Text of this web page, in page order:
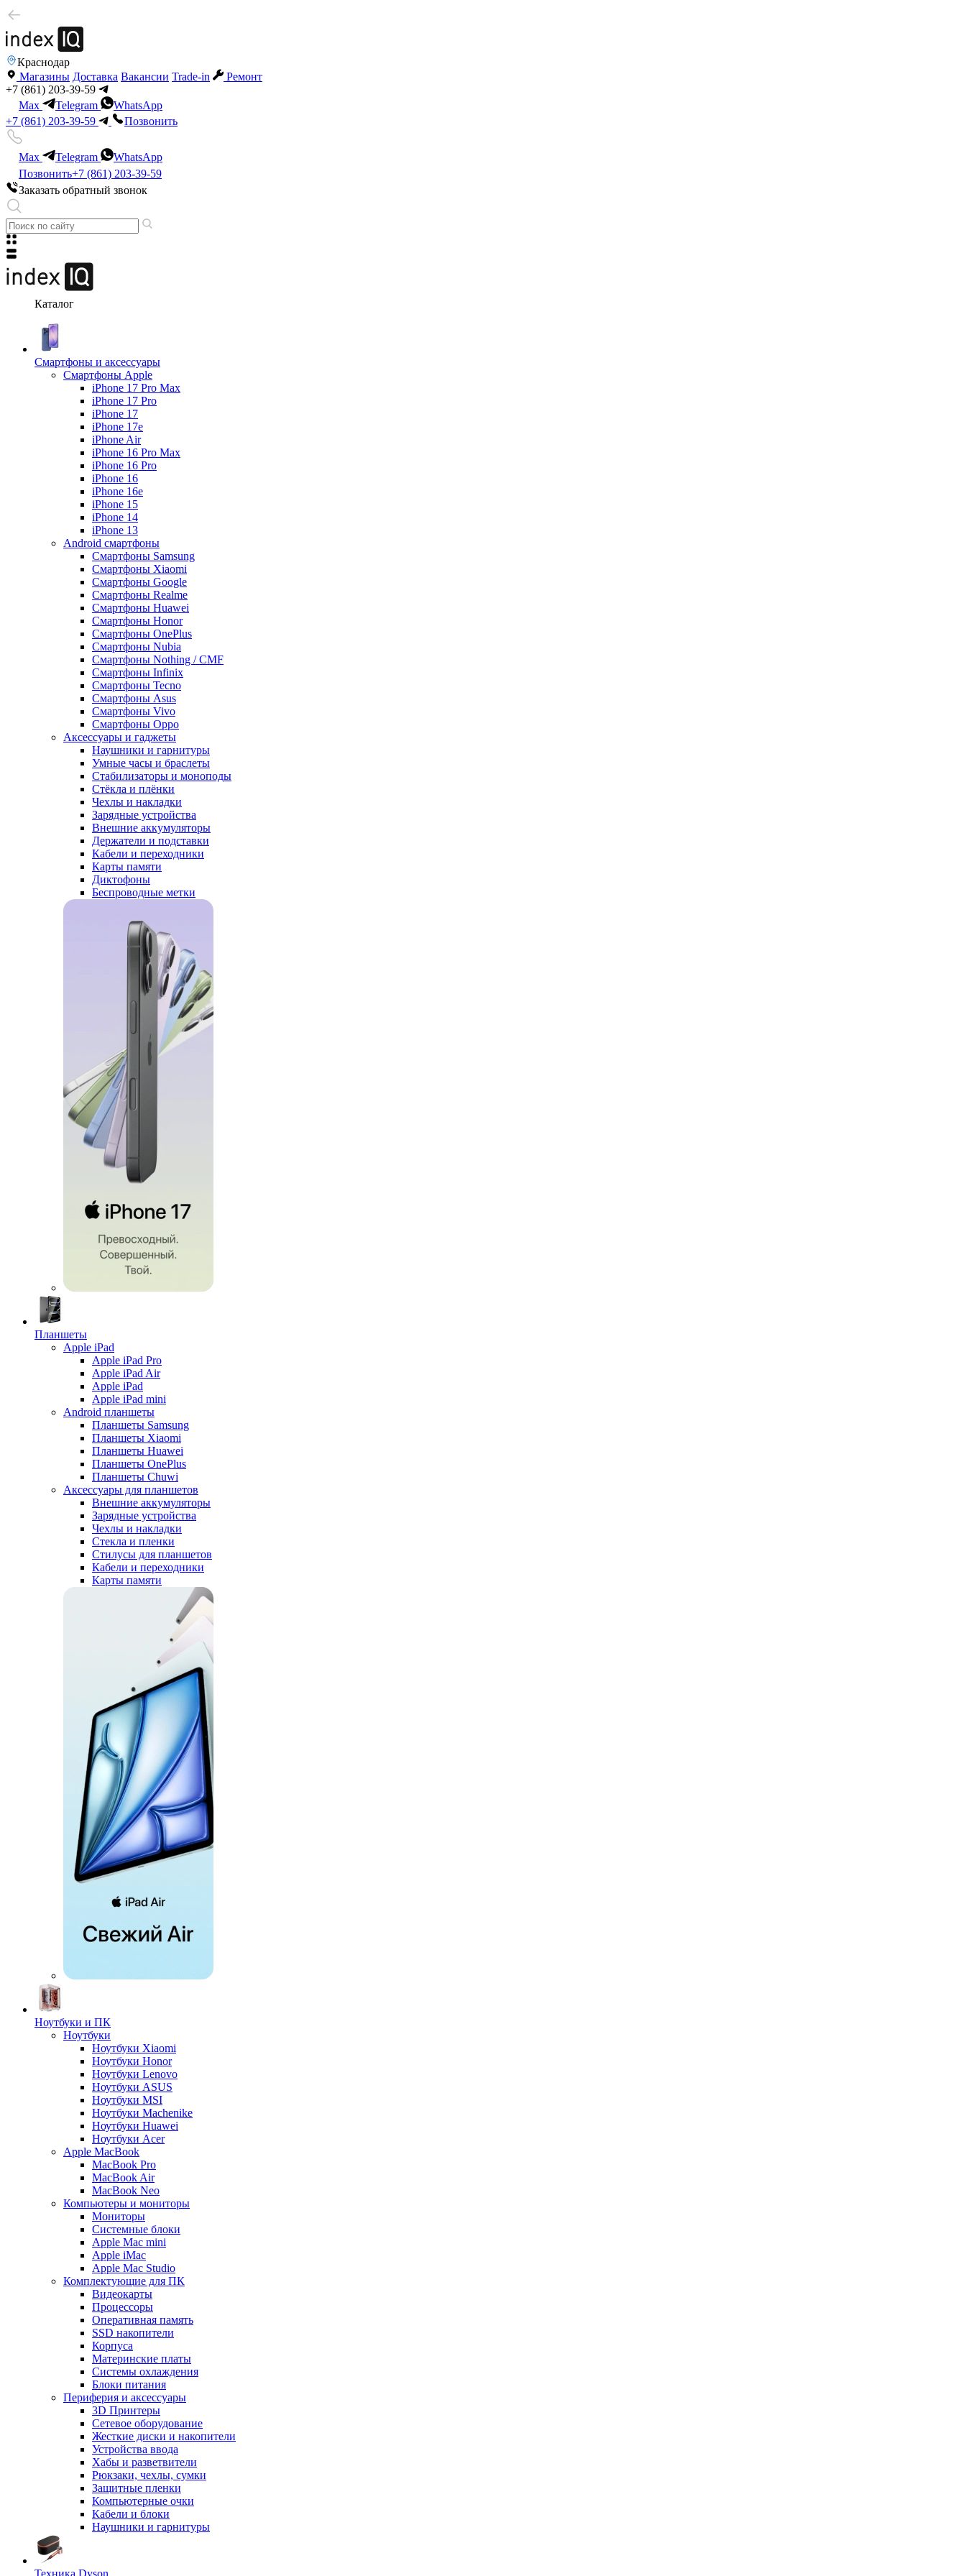
Краснодар
Магазины Доставка Вакансии Trade-in
Ремонт
+7 (861) 203-39-59
Max
Telegram
WhatsApp
+7 (861) 203-39-59
Позвонить
Max Telegram
WhatsApp
Позвонить+7 (861) 203-39-59
Заказать обратный звонок
Каталог
Смартфоны и аксессуары
Смартфоны Apple
iPhone 17 Pro Max
iPhone 17 Pro
iPhone 17
iPhone 17e
iPhone Air
iPhone 16 Pro Max
iPhone 16 Pro
iPhone 16
iPhone 16e
iPhone 15
iPhone 14
iPhone 13
Android cмартфоны
Смартфоны Samsung
Смартфоны Xiaomi
Смартфоны Google
Смартфоны Realme
Смартфоны Huawei
Смартфоны Honor
Смартфоны OnePlus
Смартфоны Nubia
Смартфоны Nothing / CMF
Смартфоны Infinix
Смартфоны Tecno
Смартфоны Asus
Смартфоны Vivo
Смартфоны Oppo
Аксессуары и гаджеты
Наушники и гарнитуры
Умные часы и браслеты
Стабилизаторы и моноподы
Стёкла и плёнки
Чехлы и накладки
Зарядные устройства
Внешние аккумуляторы
Держатели и подставки
Кабели и переходники
Карты памяти
Диктофоны
Беспроводные метки
Планшеты
Apple iPad
Apple iPad Pro
Apple iPad Air
Apple iPad
Apple iPad mini
Android планшеты
Планшеты Samsung
Планшеты Xiaomi
Планшеты Huawei
Планшеты OnePlus
Планшеты Chuwi
Аксессуары для планшетов
Внешние аккумуляторы
Зарядные устройства
Чехлы и накладки
Стекла и пленки
Стилусы для планшетов
Кабели и переходники
Карты памяти
Ноутбуки и ПК
Ноутбуки
Ноутбуки Xiaomi
Ноутбуки Honor
Ноутбуки Lenovo
Ноутбуки ASUS
Ноутбуки MSI
Ноутбуки Machenike
Ноутбуки Huawei
Ноутбуки Acer
Apple MacBook
MacBook Pro
MacBook Air
MacBook Neo
Компьютеры и мониторы
Мониторы
Системные блоки
Apple Mac mini
Apple iMac
Apple Mac Studio
Комплектующие для ПК
Видеокарты
Процессоры
Оперативная память
SSD накопители
Корпуса
Материнские платы
Системы охлаждения
Блоки питания
Периферия и аксессуары
3D Принтеры
Сетевое оборудование
Жесткие диски и накопители
Устройства ввода
Хабы и разветвители
Рюкзаки, чехлы, сумки
Защитные пленки
Компьютерные очки
Кабели и блоки
Наушники и гарнитуры
Техника Dyson